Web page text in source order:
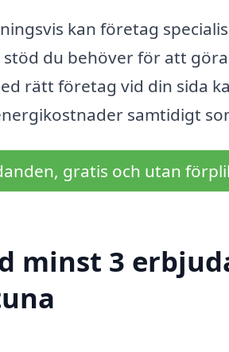
kan företag
stöd du behöver för att
rätt företag vid din sida
samtidigt
gratis och utan
minst 3